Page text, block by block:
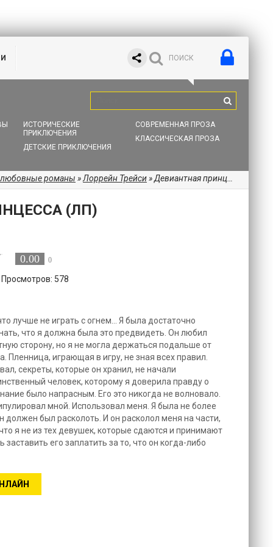
ИСТОРИЧЕСКИЕ
ПРИКЛЮЧЕНИЯ
ДЕТСКИЕ ПРИКЛЮЧЕНИЯ
СОВРЕМЕННАЯ ПРОЗА
КЛАССИЧЕСКАЯ ПРОЗА
романы »Лоррейн Трейси» Девиантная принцесса (ЛП)
(ЛП)
0.00 0
578
лучше не играть с огнем… Я была достаточно
что я должна была это предвидеть. Он любил
сторону, но я не могла держаться подальше от
Пленница, играющая в игру, не зная всех правил.
секреты, которые он хранил, не начали
человек, которому я доверила правду о
было напрасным. Его это никогда не волновало.
мной. Использовал меня. Я была не более
был расколоть. И он расколол меня на части,
я не из тех девушек, которые сдаются и принимают
его заплатить за то, что он когда-либо